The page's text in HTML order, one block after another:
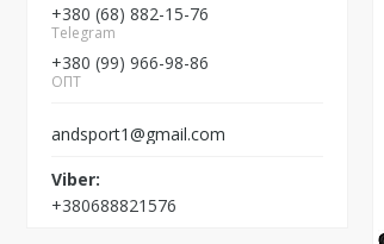
+380 (68) 882-15-76
Telegram
+380 (99) 966-98-86
ОПТ
andsport1@gmail.com
+380688821576